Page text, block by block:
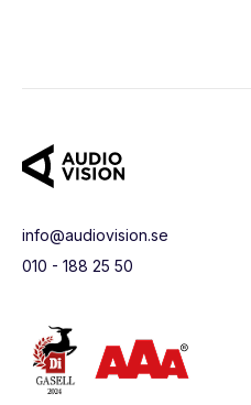
info@audiovision.se
010 - 188 25 50